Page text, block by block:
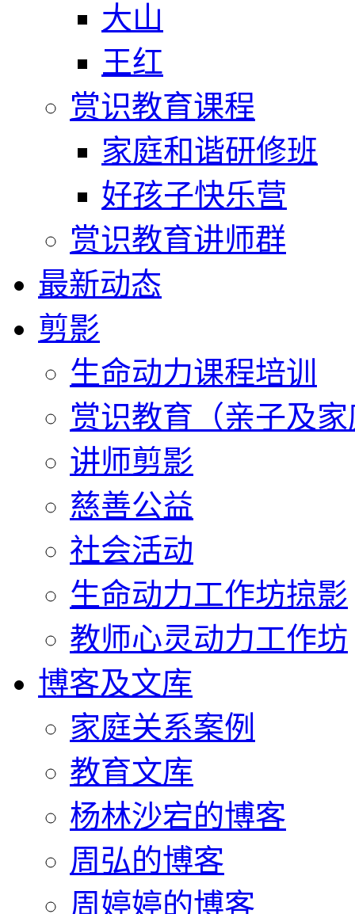
大山
王红
赏识教育课程
家庭和谐研修班
好孩子快乐营
赏识教育讲师群
最新动态
剪影
生命动力课程培训
赏识教育（亲子及
讲师剪影
慈善公益
社会活动
生命动力工作坊掠影
教师心灵动力工作坊
博客及文库
家庭关系案例
教育文库
杨林沙宕的博客
周弘的博客
周婷婷的博客